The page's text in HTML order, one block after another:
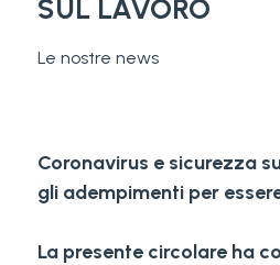
SUL LAVORO
Le nostre news
Coronavirus e sicurezza
gli adempimenti per
La presente circolare ha